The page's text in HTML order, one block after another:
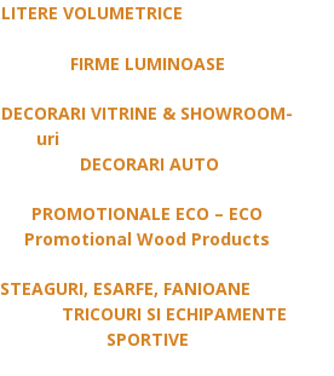
LITERE VOLUMETRICE
FIRME LUMINOASE
DECORARI VITRINE & SHOWROOM-
uri
DECORARI AUTO
PROMOTIONALE ECO – ECO
Promotional Wood Products
STEAGURI, ESARFE, FANIOANE
TRICOURI SI ECHIPAMENTE
SPORTIVE